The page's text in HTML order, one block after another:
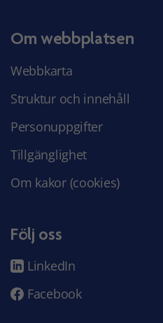
Om webbplatsen
Webbkarta
Struktur och innehåll
Personuppgifter
Tillgänglighet
Om kakor (cookies)
Följ oss
LinkedIn
Facebook